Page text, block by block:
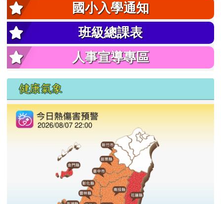
國小入學通知
班級總課表
人事宣導專區
健康氣象